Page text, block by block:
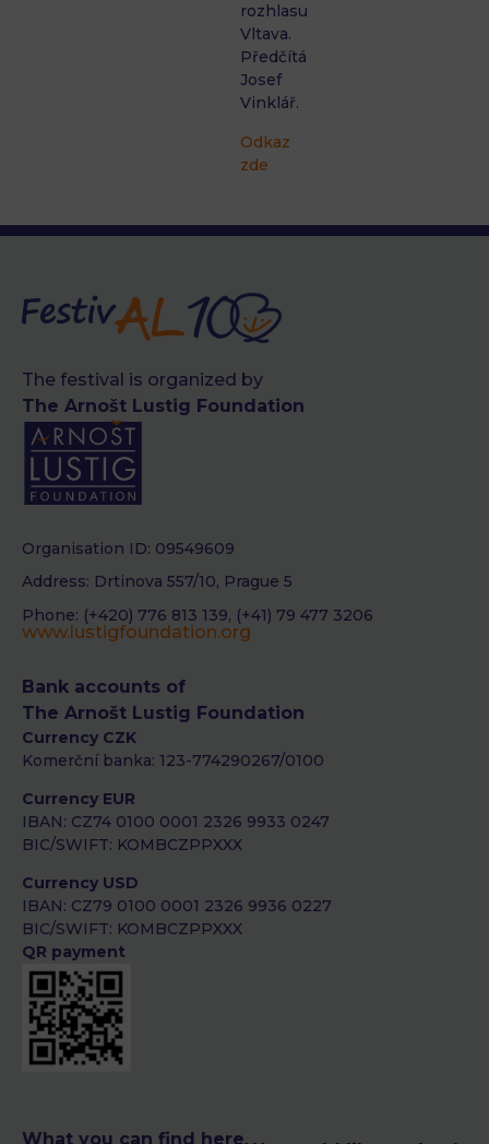
rozhlasu
Vltava.
Předčítá
Josef
Vinklář.
Odkaz
zde
The festival is organized by
The Arnošt Lustig Foundation
Organisation ID: 09549609
Address: Drtinova 557/10, Prague 5
Phone: (+420) 776 813 139, (+41) 79 477 3206
www.lustigfoundation.org
Bank accounts of
The Arnošt Lustig Foundation
Currency CZK
Komerční banka: 123-774290267/0100
Currency EUR
IBAN: CZ74 0100 0001 2326 9933 0247
BIC/SWIFT: KOMBCZPPXXX
Currency USD
IBAN: CZ79 0100 0001 2326 9936 0227
BIC/SWIFT: KOMBCZPPXXX
QR payment
What you can find here